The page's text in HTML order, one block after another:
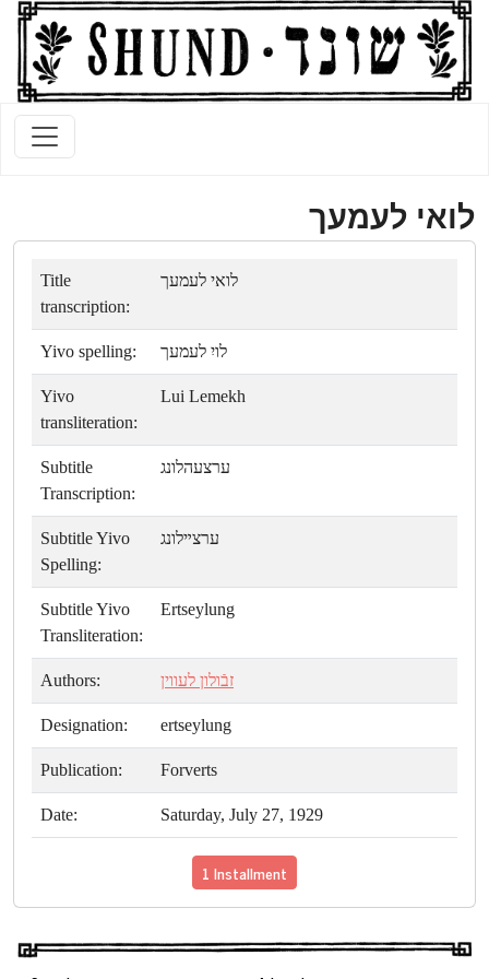
לואי לעמעך
Title
transcription:
לואי לעמעך
Yivo spelling: לויִ לעמעך
Yivo
transliteration:
Lui Lemekh
Subtitle
Transcription:
ערצעהלונג
Subtitle Yivo
Spelling:
ערצײלונג
Subtitle Yivo
Transliteration:
Ertseylung
Authors: זבֿולון לעווין
Designation: ertseylung
Publication: Forverts
Date: Saturday, July 27, 1929
1 Installment